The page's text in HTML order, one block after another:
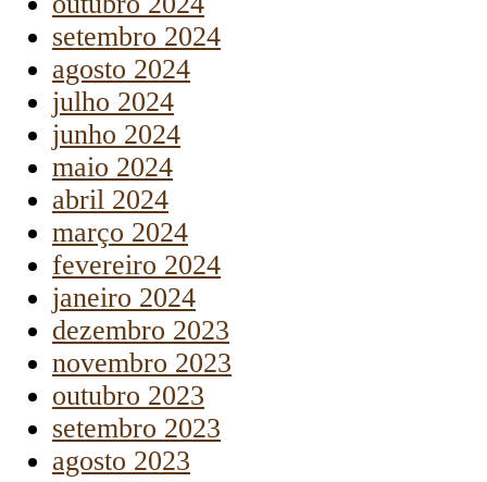
setembro 2024
agosto 2024
julho 2024
junho 2024
maio 2024
abril 2024
março 2024
fevereiro 2024
janeiro 2024
dezembro 2023
novembro 2023
outubro 2023
setembro 2023
agosto 2023